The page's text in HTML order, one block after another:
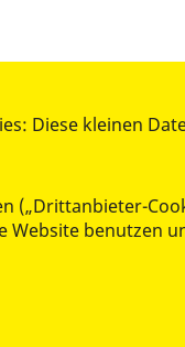
werden
Diese kleinen
(„Drittanbieter-
benutzen